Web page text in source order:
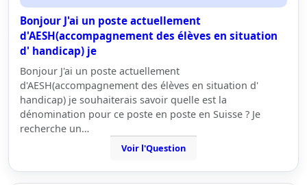
Bonjour J'ai un poste actuellement
d'AESH(accompagnement des élèves en situation
d' handicap) je
Bonjour J'ai un poste actuellement
d'AESH(accompagnement des élèves en situation d'
handicap) je souhaiterais savoir quelle est la
dénomination pour ce poste en poste en Suisse ? Je
recherche un…
Voir l'Question